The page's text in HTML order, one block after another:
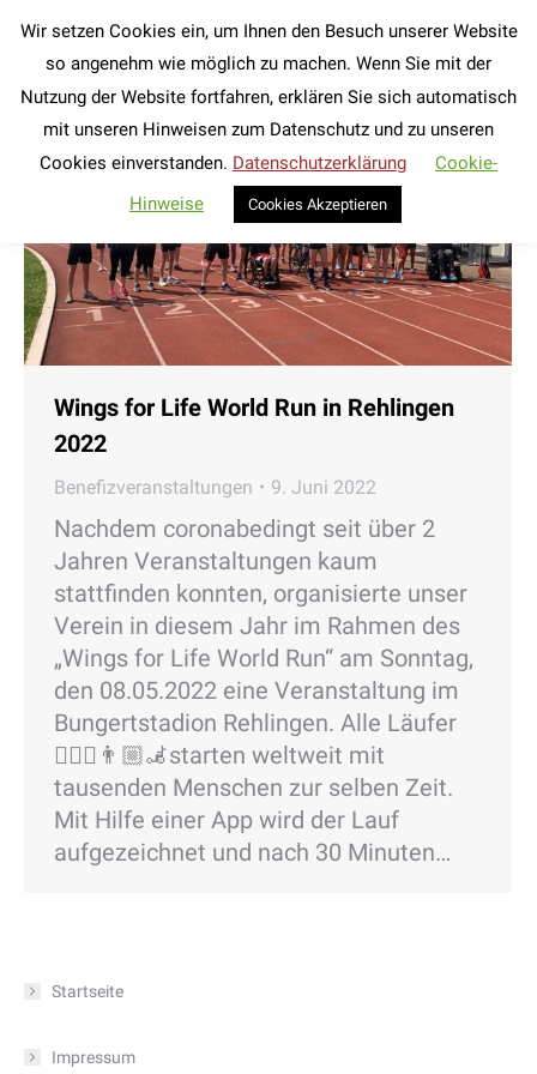
Search:
Wings for Life World Run in Rehlingen
2022
Benefizveranstaltungen 9. Juni 2022
Nachdem coronabedingt seit über 2
Jahren Veranstaltungen kaum
stattfinden konnten, organisierte unser
Verein in diesem Jahr im Rahmen des
„Wings for Life World Run“ am Sonntag,
den 08.05.2022 eine Veranstaltung im
Bungertstadion Rehlingen. Alle Läufer
🏃🏼‍♀️👨🏼‍🦼starten weltweit mit
tausenden Menschen zur selben Zeit.
Mit Hilfe einer App wird der Lauf
aufgezeichnet und nach 30 Minuten…
Startseite
Impressum
Wir setzen Cookies ein, um Ihnen den Besuch unserer Website
so angenehm wie möglich zu machen. Wenn Sie mit der
Nutzung der Website fortfahren, erklären Sie sich automatisch
mit unseren Hinweisen zum Datenschutz und zu unseren
Cookies einverstanden. Datenschutzerklärung
Cookie-
Hinweise
Cookies Akzeptieren